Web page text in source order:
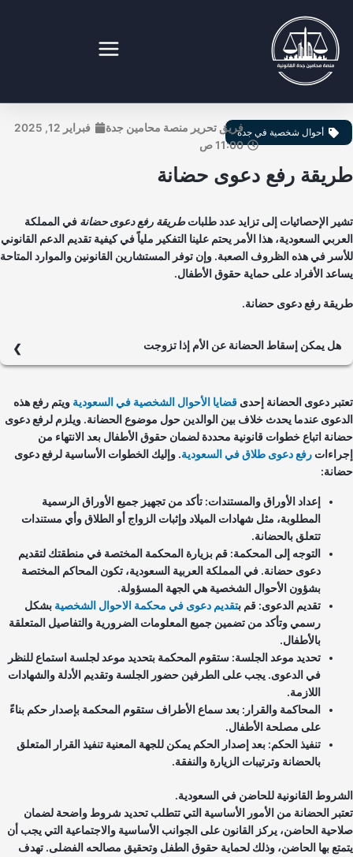
أحوال شخصية في جدةفريق تحرير منصة محامين جدة
فبراير 12, 2025
11:00 ص
رفع دعوى حضانة
الإحصائيات إلى تزايد عدد طلباتطريقة رفع دعوى حضانةفي المملكة
السعودية، هذا الأمر يحتم علينا التفكير ملياً في كيفية تقديم الدعم القانوني
في هذه الظروف الصعبة. وإن توفر المستشارين القانونين والموارد المتاحة
الأفراد على حماية حقوق الأطفال.
رفع دعوى حضانة.
هل يمكن إسقاط الحضانة عن الأم إذا تزوجت
الطفل، حيث يفضل عادةً أن تبقى الحضانة مع الأم غير المتزوجة. ومع ذلك،
يمكن أن ينظر في مصلحة الطفل وتفاصيل الحالة بشكل فردي في كل
قضية.
دعوى الحضانة إحدىقضايا الأحوال الشخصية في السعوديةويتم رفع هذه
عندما يحدث خلاف بين الوالدين حول موضوع الحضانة. ويلزم لرفع دعوى
اتباع خطوات قانونية محددة لضمان حقوق الأطفال بعد الانتهاء من
رفع دعوى طلاق في السعودية. وإليك الخطوات الأساسية لرفع دعوى
إعداد الأوراق والمستندات: تأكد من تجهيز جميع الأوراق الرسمية
المطلوبة، مثل شهادات الميلاد وإثبات الزواج أو الطلاق وأي مستندات
تتعلق بالحضانة.
التوجه إلى المحكمة: قم بزيارة المحكمة المختصة في منطقتك لتقديم
دعوى حضانة. في المملكة العربية السعودية، تكون المحاكم المختصة
بشؤون الأحوال الشخصية هي الجهة المسؤولة.
تقديم الدعوى: قم بتقديم دعوى في محكمة الاحوال الشخصيةبشكل
رسمي وتأكد من تضمين جميع المعلومات الضرورية والتفاصيل المتعلقة
بالأطفال.
تحديد موعد الجلسة: ستقوم المحكمة بتحديد موعد لجلسة استماع للنظر
في الدعوى. يجب على الطرفين حضور الجلسة وتقديم الأدلة والشهادات
اللازمة.
المحاكمة والقرار: بعد سماع الأطراف ستقوم المحكمة بإصدار حكم بناءً
على مصلحة الأطفال.
تنفيذ الحكم: بعد إصدار الحكم يمكن للجهة المعنية تنفيذ القرار المتعلق
بالحضانة وترتيبات الزيارة والنفقة.
القانونية للحاضن في السعودية.
الحضانة من الأمور الأساسية التي تتطلب تحديد شروط واضحة لضمان
الحاضن، يركز القانون على الجوانب الأساسية والاجتماعية التي يجب أن
بها الحاضن، وذلك لحماية حقوق الطفل وتحقيق مصالحه الفضلى. تهدف